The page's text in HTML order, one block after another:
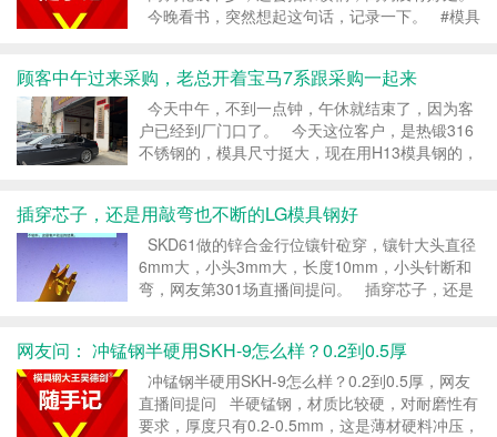
今晚看书，突然想起这句话，记录一下。 #模具
顾客中午过来采购，老总开着宝马7系跟采购一起来
今天中午，不到一点钟，午休就结束了，因为客
户已经到厂门口了。 今天这位客户，是热锻316
不锈钢的，模具尺寸挺大，现在用H13模具钢的，
来了，今天老总开着宝马7系跟...
插穿芯子，还是用敲弯也不断的LG模具钢好
SKD61做的锌合金行位镶针砬穿，镶针大头直径
6mm大，小头3mm大，长度10mm，小头针断和
弯，网友第301场直播间提问。 插穿芯子，还是
网友问： 冲锰钢半硬用SKH-9怎么样？0.2到0.5厚
冲锰钢半硬用SKH-9怎么样？0.2到0.5厚，网友
直播间提问 半硬锰钢，材质比较硬，对耐磨性有
要求，厚度只有0.2-0.5mm，这是薄材硬料冲压，